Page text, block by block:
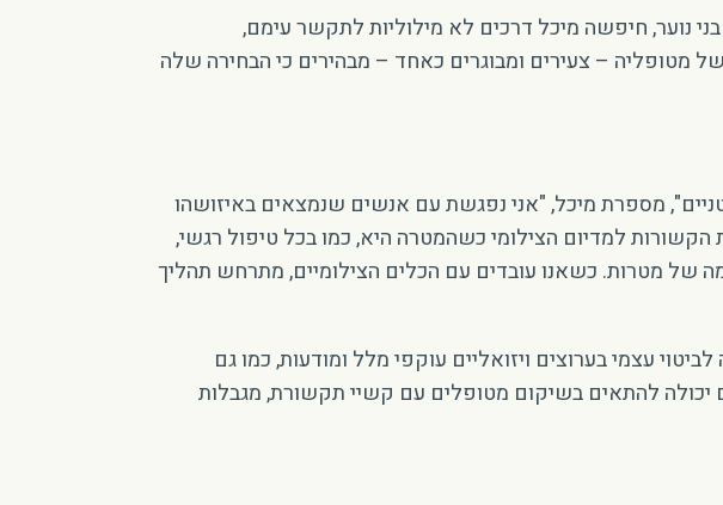
נוער, חיפשה מיכל דרכים לא מילוליות לתקשר עימם,
מטופליה – צעירים ומבוגרים כאחד – מבהירים כי הבחירה שלה
מספרת מיכל, "אני נפגשת עם אנשים שנמצאים באיזושהו
למדיום הצילומי כשהמטרה היא, כמו בכל טיפול רגשי,
של מטרות. כשאנו עובדים עם הכלים הצילומיים, מתרחש תהליך
עצמי בערוצים ויזואליים עוקפי מלל ומודעות, כמו גם
יכולה להתאים בשיקום מטופלים עם קשיי תקשורת, מגבלות